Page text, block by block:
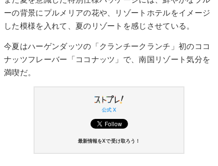
ーの背景にプルメリアの花や、リゾートホテルをイメージ
した模様を入れて、夏のリゾートを感じさせている。
今夏はハーゲンダッツの「クランチークランチ」初のココ
ナッツフレーバー「ココナッツ」で、南国リゾート気分を
満喫だ。
公式 X
最新情報をXで受け取ろう！